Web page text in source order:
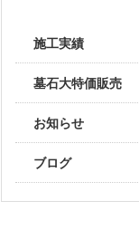
施工実績
墓石大特価販売
お知らせ
ブログ